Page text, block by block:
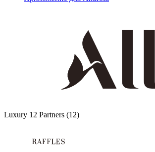
Luxury 12 Partners (12)